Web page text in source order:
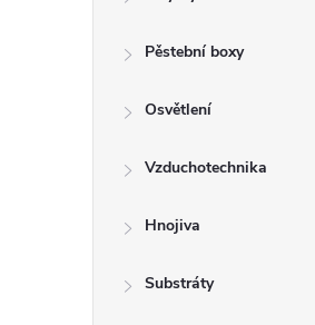
Pěstební boxy
Osvětlení
Vzduchotechnika
Hnojiva
Substráty